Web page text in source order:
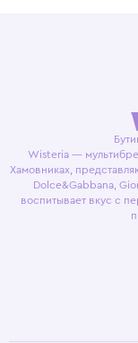
Wisteria —
Хамовниках,
Dolce&Gabbana,
воспитывает вкус с